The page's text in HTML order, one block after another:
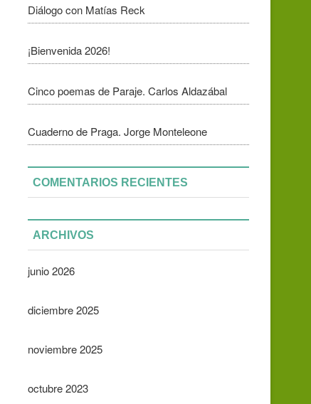
Diálogo con Matías Reck
¡Bienvenida 2026!
Cinco poemas de Paraje. Carlos Aldazábal
Cuaderno de Praga. Jorge Monteleone
COMENTARIOS RECIENTES
ARCHIVOS
junio 2026
diciembre 2025
noviembre 2025
octubre 2023